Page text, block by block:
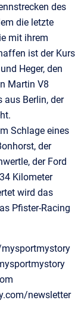
des
die letzte
mit ihrem
ist der Kurs
Heger, den
Martin V8
Berlin, der
Schlage eines
der
der Ford
Kilometer
wird das
Pfister-Racing
newsletter